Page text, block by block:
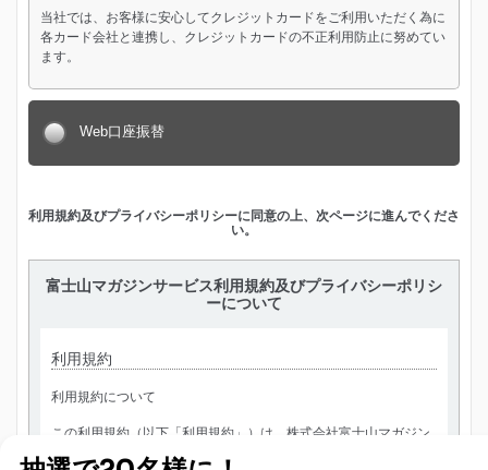
当社では、お客様に安心してクレジットカードをご利用いただく為に
各カード会社と連携し、クレジットカードの不正利用防止に努めてい
ます。
Web口座振替
利用規約及びプライバシーポリシーに同意の上、次ページに進んでくださ
い。
富士山マガジンサービス利用規約及びプライバシーポリシ
ーについて
利用規約
利用規約について
この利用規約（以下「利用規約」）は、株式会社富士山マガジン
サービス（以下「当社」）の運営する、雑誌専門のオンライン書